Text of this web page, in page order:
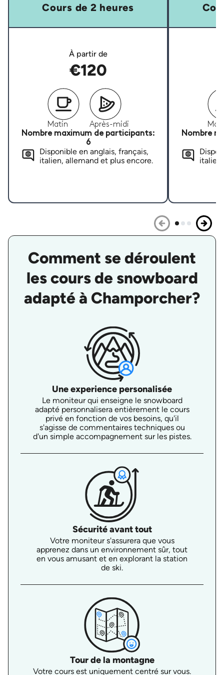
Cours de 2 heures
À partir de
€120
Matin
Après-midi
Nombre maximum de participants:
6
Disponible en anglais, français,
italien, allemand et plus encore.
Nombre
Comment se déroulent
les cours de snowboard
adapté à Champorcher?
Une experience personalisée
Le moniteur qui enseigne le snowboard
adapté personnalisera entièrement le cours
privé en fonction de vos besoins, qu'il
s'agisse de commentaires techniques ou
d'un simple accompagnement sur les pistes.
Sécurité avant tout
Votre moniteur s'assurera que vous
apprenez dans un environnement sûr, tout
en vous amusant et en explorant la station
de ski.
Tour de la montagne
Votre cours est uniquement centré sur vous.